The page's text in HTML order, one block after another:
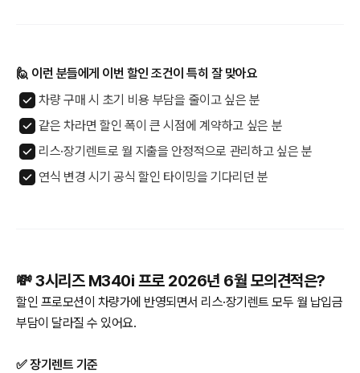
🙋 이런 분들에게 이번 할인 조건이 특히 잘 맞아요
차량 구매 시 초기 비용 부담을 줄이고 싶은 분
같은 차라면 할인 폭이 큰 시점에 계약하고 싶은 분
리스·장기렌트로 월 지출을 안정적으로 관리하고 싶은 분
연식 변경 시기 공식 할인 타이밍을 기다리던 분
💸 3시리즈 M340i 프로 2026년 6월 모의견적은?
할인 프로모션이 차량가에 반영되면서 리스·장기렌트 모두 월 납입금
부담이 달라질 수 있어요.
✅ 장기렌트 기준